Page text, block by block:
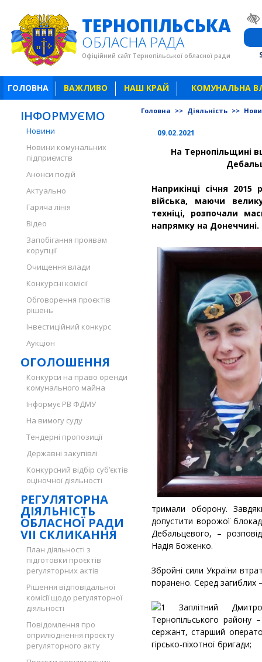
ТЕРНОПІЛЬСЬКА
ОБЛАСНА РАДА
Офіційний сайт Тернопільської обласної ради
ГОЛОВНА ВАЖЛИВО НАШ КРАЙ КОМУНАЛЬНА
ІНФОРМУЄМО
Новини
Новини комунальних
підприємств
Анонси подій
Актуально
Гаряча лінія
Відео
Запобігання проявам
корупції
Очищення влади
Конкурсні комісії
Обговорення проєктів
рішень
Інвестиційний конкурс
Аукціон
ОГОЛОШЕННЯ
Конкурси на право оренди
комунального майна
Інформує РВ ФДМУ
На вимогу суду
Тендерні пропозиції
Державні закупівлі
Конкурсний відбір суб’єктів
оціночної діяльності
РЕГУЛЯТОРНА
ДІЯЛЬНІСТЬ
ОБЛАСНОЇ РАДИ
VII СКЛИКАННЯ
План діяльності з
підготовки проєктів
регуляторних актів
Рішення відповідальної
комісії щодо регуляторної
діяльності
Повідомлення про
оприлюднення проєкту
регуляторного акту
Головна >> Діяльність >>
09.02.2021
На Тернопільщині
Наприкінці січня 2015
війська, маючи
техніці, розпочали
напрямку на Донеччині.
тримали оборону.
допустити ворожої
Дебальцевого, –
Надія Боженко.
Збройні сили України
поранено. Серед загиблих
Заплітний
Тернопільського
сержант, старший
гірсько-піхотної бригади;